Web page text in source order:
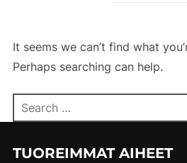
It seems we can’t find what
Perhaps searching can help.
Search
for:
TUOREIMMAT AIHEET